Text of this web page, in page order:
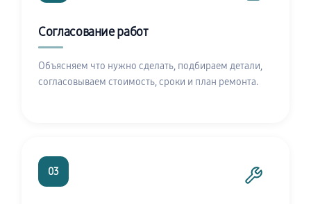
Согласование работ
Объясняем что нужно сделать, подбираем детали,
согласовываем стоимость, сроки и план ремонта.
03